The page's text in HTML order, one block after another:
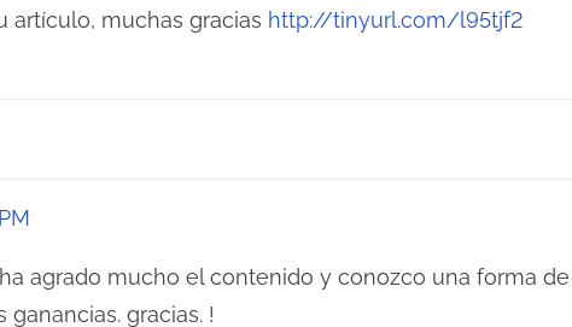
artículo, muchas gracias http://tinyurl.com/l95tjf2
agrado mucho el contenido y conozco una forma
gracias. !